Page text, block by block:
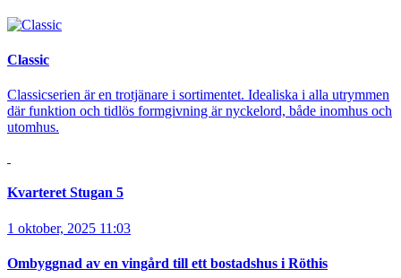
Classic
Classicserien är en trotjänare i sortimentet. Idealiska i alla utrymmen
där funktion och tidlös formgivning är nyckelord, både inomhus och
utomhus.
Kvarteret Stugan 5
1 oktober, 2025 11:03
Ombyggnad av en vingård till ett bostadshus i Röthis